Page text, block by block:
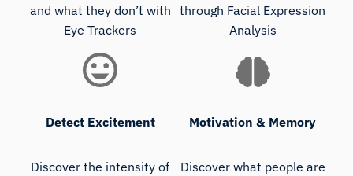
and what they don’t with
Eye Trackers
through Facial Expression
Analysis
Detect Excitement
Discover the intensity of
Motivation & Memory
Discover what people are